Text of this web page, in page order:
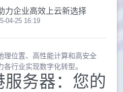
力企业高效上云新选择
04-25 16:19
理位置、高性能计算和高安全
行业实现数字化转型。
务器：您的